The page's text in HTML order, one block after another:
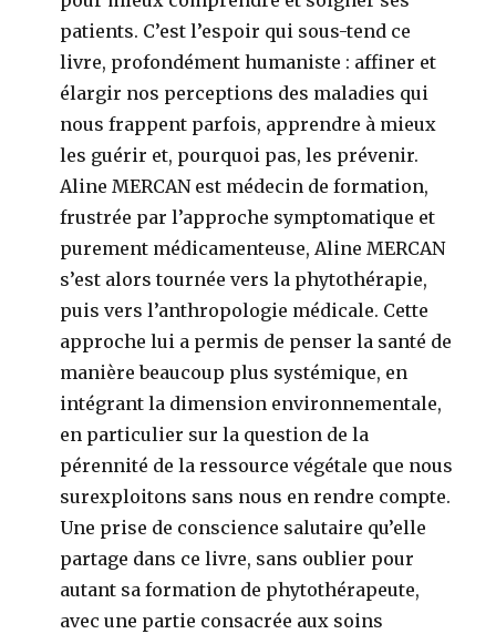
patients. C’est l’espoir qui sous-tend ce
livre, profondément humaniste : affiner et
élargir nos perceptions des maladies qui
nous frappent parfois, apprendre à mieux
les guérir et, pourquoi pas, les prévenir.
Aline MERCAN est médecin de formation,
frustrée par l’approche symptomatique et
purement médicamenteuse, Aline MERCAN
s’est alors tournée vers la phytothérapie,
puis vers l’anthropologie médicale. Cette
approche lui a permis de penser la santé de
manière beaucoup plus systémique, en
intégrant la dimension environnementale,
en particulier sur la question de la
pérennité de la ressource végétale que nous
surexploitons sans nous en rendre compte.
Une prise de conscience salutaire qu’elle
partage dans ce livre, sans oublier pour
autant sa formation de phytothérapeute,
avec une partie consacrée aux soins